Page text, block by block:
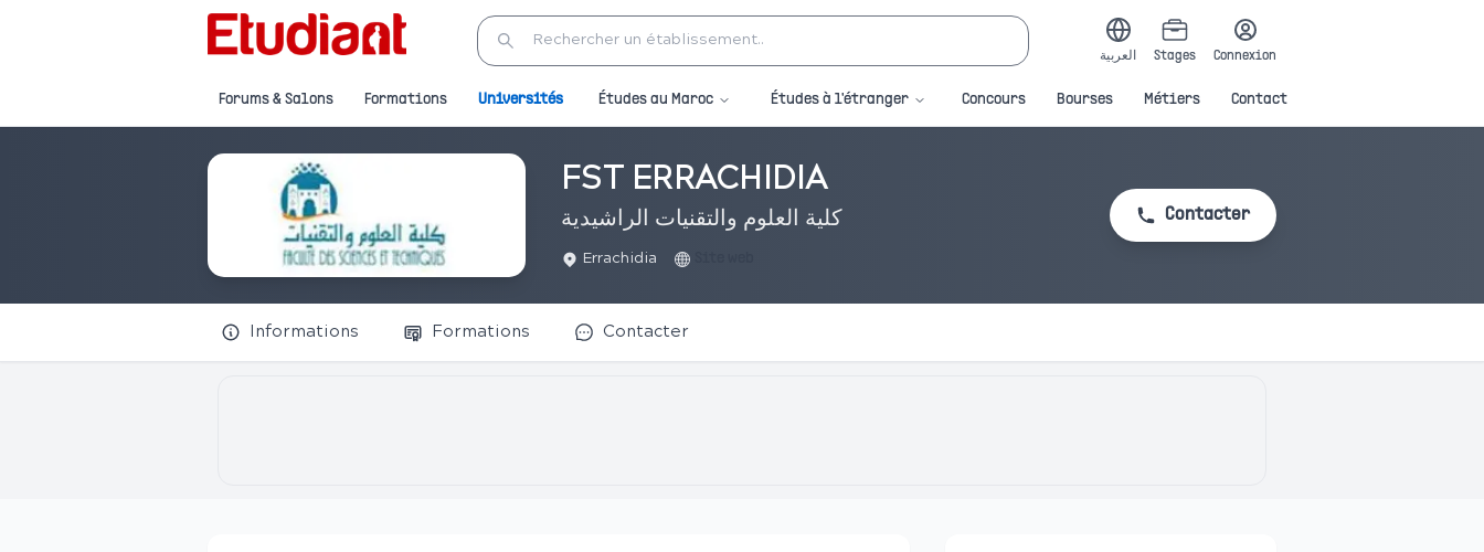
العربية Stages Connexion
Forums & Salons Formations Universités Études au Maroc Études à l'étranger Concours Bourses Métiers Contact
FST ERRACHIDIA
كلية العلوم والتقنيات الراشيدية
Errachidia
Contacter
Informations Formations Contacter